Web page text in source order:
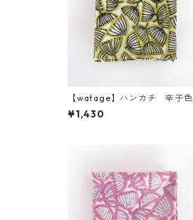
【watage】ハンカチ 辛子色
と黒
¥1,430